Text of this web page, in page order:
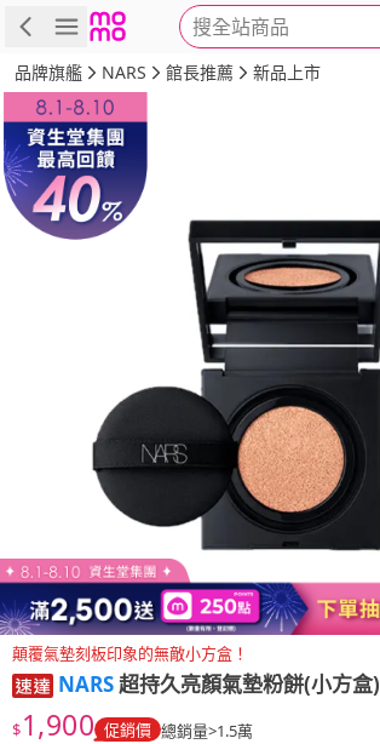
搜全站商品
商品 評價 詳情
品牌旗艦 NARS 館長推薦 新品上市
顛覆氣墊刻板印象的無敵小方盒！
NARS超持久亮顏氣墊粉餅(小方盒)
$1,900 促銷價 總銷量>1.5萬